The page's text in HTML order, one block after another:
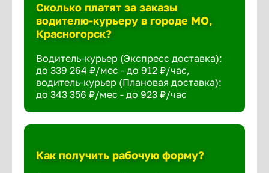
Сколько платят за заказы
водителю-курьеру в городе МО,
Красногорск?
Водитель-курьер (Экспресс доставка):
до 339 264 ₽/мес - до 912 ₽/час,
водитель-курьер (Плановая доставка):
до 343 356 ₽/мес - до 923 ₽/час
Как получить рабочую форму?